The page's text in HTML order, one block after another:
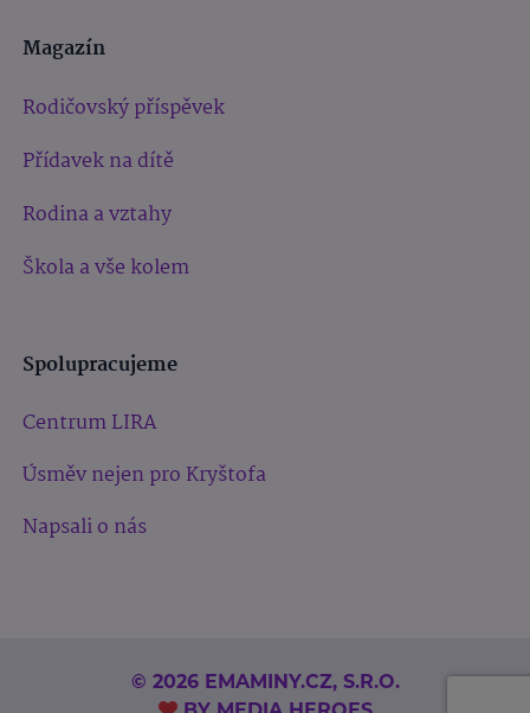
Magazín
Rodičovský příspěvek
Přídavek na dítě
Rodina a vztahy
Škola a vše kolem
Spolupracujeme
Centrum LIRA
Úsměv nejen pro Kryštofa
Napsali o nás
© 2026 EMAMINY.CZ, S.R.O.